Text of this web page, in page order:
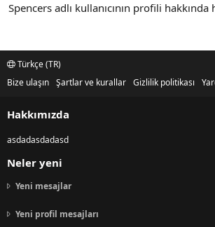
Spencers adlı kullanıcının profili
Türkçe (TR)
Bize ulaşın Şartlar ve kurallar Gizlilik politikası
Hakkımızda
asdadasdadasd
Neler yeni
Yeni mesajlar
Yeni profil mesajları